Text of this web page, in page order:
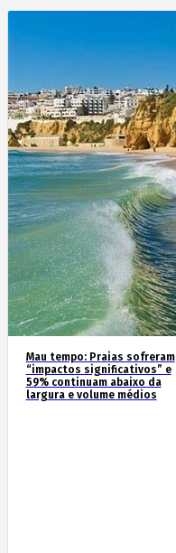
Mau tempo: Praias sofreram
“impactos significativos” e
59% continuam abaixo da
largura e volume médios